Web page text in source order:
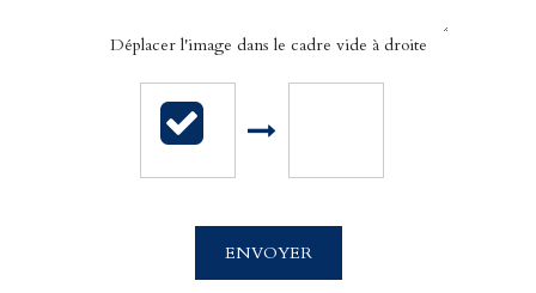
4 rue Saint Sauveur
Déplacer l'image dans le cadre vide à droite
ENVOYER